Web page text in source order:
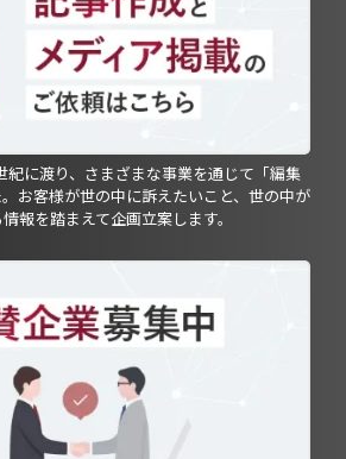
紀に渡り、さまざまな事業を通じて「編集
お客様が世の中に訴えたいこと、世の中が
報を踏まえて企画立案します。